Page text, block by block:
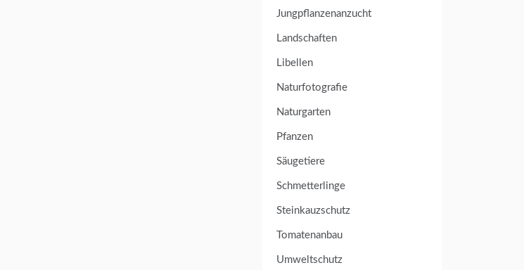
Jungpflanzenanzucht
Landschaften
Libellen
Naturfotografie
Naturgarten
Pfanzen
Säugetiere
Schmetterlinge
Steinkauzschutz
Tomatenanbau
Umweltschutz